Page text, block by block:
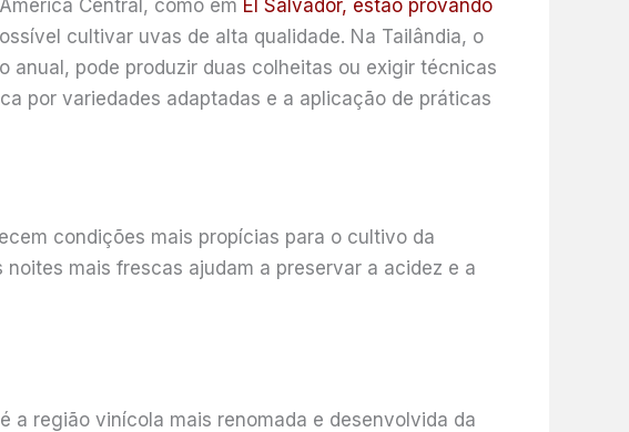
Central, como em El Salvador, estão provando
cultivar uvas de alta qualidade. Na Tailândia, o
pode produzir duas colheitas ou exigir técnicas
por variedades adaptadas e a aplicação de práticas
condições mais propícias para o cultivo da
mais frescas ajudam a preservar a acidez e a
a região vinícola mais renomada e desenvolvida da